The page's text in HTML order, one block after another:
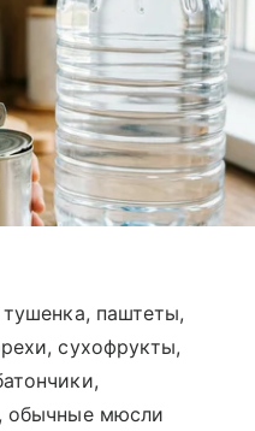
паштеты,
сухофрукты,
обычные мюсли